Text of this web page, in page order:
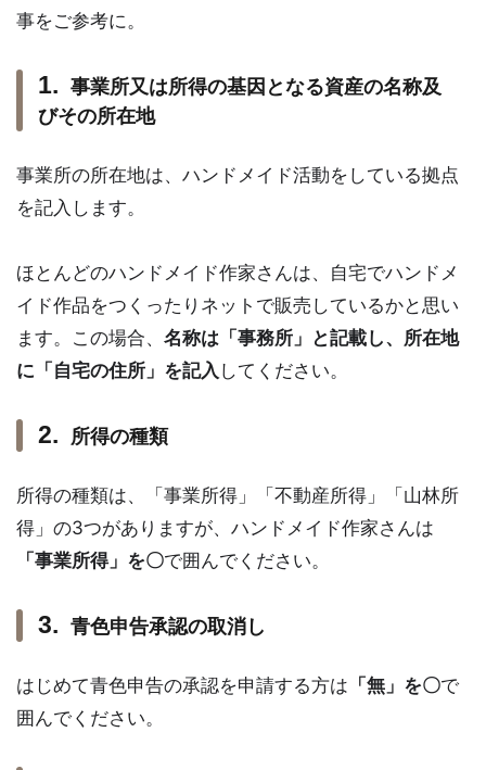
事をご参考に。
事業所又は所得の基因となる資産の名称及
びその所在地
事業所の所在地は、ハンドメイド活動をしている拠点
を記入します。
ほとんどのハンドメイド作家さんは、自宅でハンドメ
イド作品をつくったりネットで販売しているかと思い
ます。この場合、 名称は「事務所」と記載し、所在地
に「自宅の住所」を記入 してください。
所得の種類
所得の種類は、「事業所得」「不動産所得」「山林所
得」の3つがありますが、ハンドメイド作家さんは
「事業所得」を〇で囲んでください。
青色申告承認の取消し
はじめて青色申告の承認を申請する方は 「無」を〇で
囲んでください。